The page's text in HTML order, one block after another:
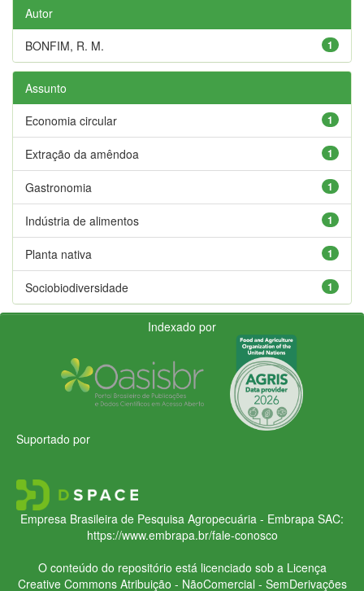
Autor
1
BONFIM, R. M.
Assunto
1
Economia circular
1
Extração da amêndoa
1
Gastronomia
1
Indústria de alimentos
1
Planta nativa
1
Sociobiodiversidade
Indexado por
Suportado por
Empresa Brasileira de Pesquisa Agropecuária - Embrapa SAC:
https://www.embrapa.br/fale-conosco
O conteúdo do repositório está licenciado sob a Licença
Creative CommonsAtribuição - NãoComercial - SemDerivações